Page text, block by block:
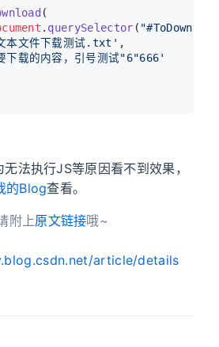
(
. querySelector (
本文件下载测试.txt' ,
下载的内容，引号测试"6"666'
法执行JS等原因看不到效果，
的Blog查看。
附上原文链接哦~
article/details